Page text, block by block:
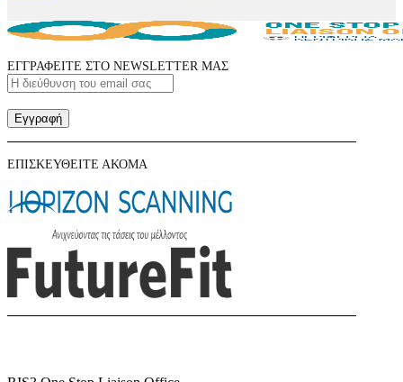
ΕΓΓΡΑΦΕΙΤΕ ΣΤΟ NEWSLETTER ΜΑΣ
Εγγραφή
ΕΠΙΣΚΕΥΘΕΙΤΕ ΑΚΟΜΑ